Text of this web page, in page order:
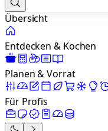
Übersicht
Entdecken & Kochen
Planen & Vorrat
Für Profis